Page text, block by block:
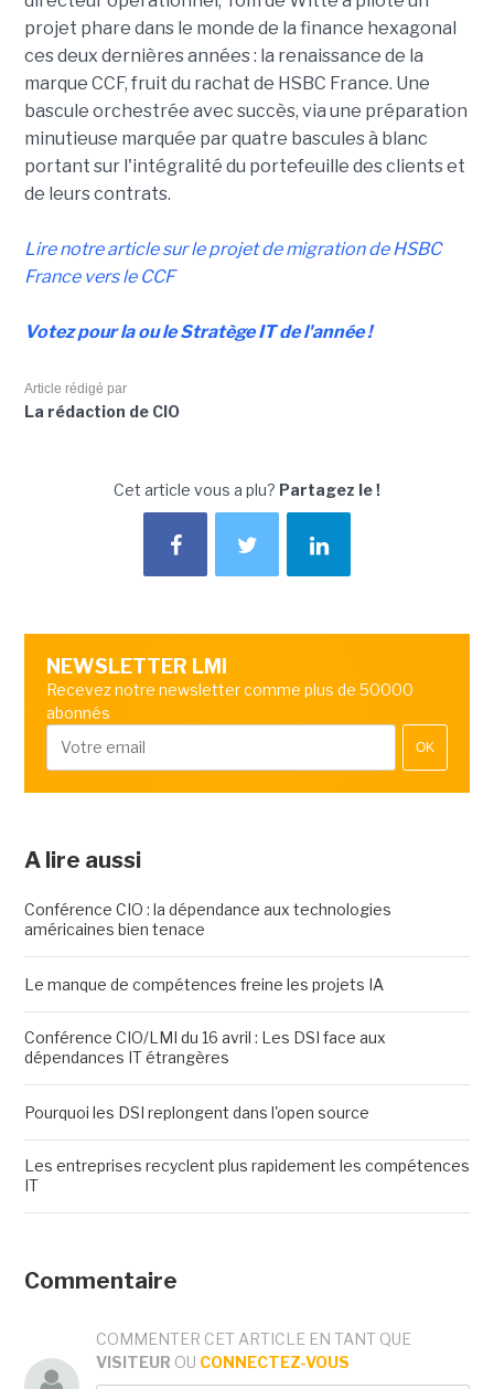
projet phare dans le monde de la finance hexagonal
ces deux dernières années : la renaissance de la
marque CCF, fruit du rachat de HSBC France. Une
bascule orchestrée avec succès, via une préparation
minutieuse marquée par quatre bascules à blanc
portant sur l'intégralité du portefeuille des clients et
de leurs contrats.
Lire notre article sur le projet de migration de HSBC
France vers le CCF
Votez pour la ou le Stratège IT de l'année !
Article rédigé par
La rédaction de CIO
Cet article vous a plu? Partagez le !
NEWSLETTER LMI
Recevez notre newsletter comme plus de 50000
abonnés
OK
A lire aussi
Conférence CIO : la dépendance aux technologies
américaines bien tenace
Le manque de compétences freine les projets IA
Conférence CIO/LMI du 16 avril : Les DSI face aux
dépendances IT étrangères
Pourquoi les DSI replongent dans l'open source
Les entreprises recyclent plus rapidement les compétences
IT
Commentaire
COMMENTER CET ARTICLE EN TANT QUE
VISITEUR OU CONNECTEZ-VOUS